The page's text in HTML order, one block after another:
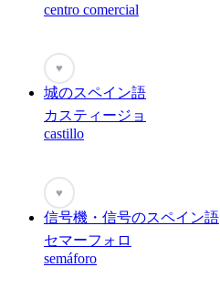
centro comercial
♥
城のスペイン語
カスティージョ
castillo
♥
信号機・信号のスペイン語
セマーフォロ
semáforo